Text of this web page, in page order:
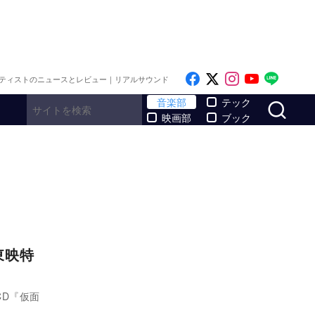
ィストのニュースとレビュー｜リアルサウンド Like on Facebook
Follow on x
Follow on
Follow
音楽部
映画部
テック
ブック
特
『仮面